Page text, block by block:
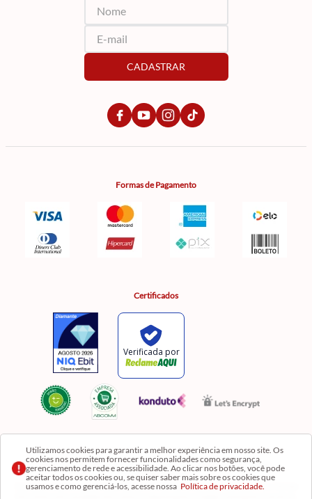
Utilizamos cookies para garantir a melhor experiência em nosso site. Os
cookies nos permitem fornecer funcionalidades como segurança,
gerenciamento de rede e acessibilidade. Ao clicar nos botões, você pode
aceitar todos os cookies ou, se quiser saber mais sobre os cookies que
usamos e como gerenciá-los, acesse nossa Política de privacidade.
CADASTRAR
Formas de Pagamento
Certificados
Razão Social: Comercial Luzia Meire de Gêneros Alimentícios LTDA | CNPJ:
08.991.182/0001-11
Os preços, produtos e quantidades da Loja Virtual não se aplicam aos da Loja Física. Na Loja